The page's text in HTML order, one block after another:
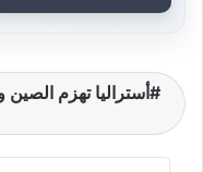
أستراليا تهزم